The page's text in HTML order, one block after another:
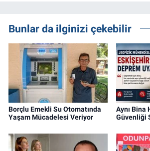
Bunlar da ilginizi çekebilir
Borçlu Emekli Su Otomatında
Yaşam Mücadelesi Veriyor
Aynı Bina
Güvenliği